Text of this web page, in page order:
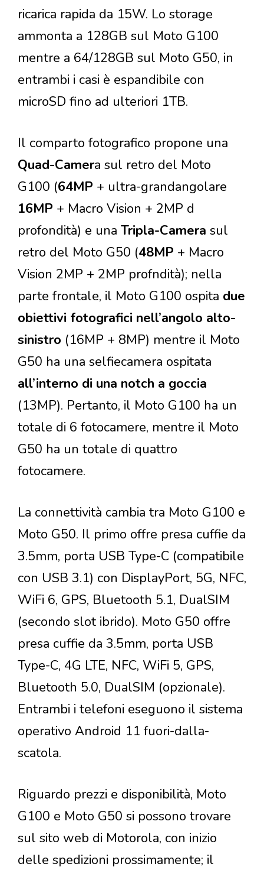
ricarica rapida da 15W. Lo storage
ammonta a 128GB sul Moto G100
mentre a 64/128GB sul Moto G50, in
entrambi i casi è espandibile con
microSD fino ad ulteriori 1TB.
Il comparto fotografico propone una
Quad-Camera sul retro del Moto
G100 (64MP + ultra-grandangolare
16MP + Macro Vision + 2MP d
profondità) e una Tripla-Camera sul
retro del Moto G50 (48MP + Macro
Vision 2MP + 2MP profndità); nella
parte frontale, il Moto G100 ospita due
obiettivi fotografici nell’angolo alto-
sinistro (16MP + 8MP) mentre il Moto
G50 ha una selfiecamera ospitata
all’interno di una notch a goccia
(13MP). Pertanto, il Moto G100 ha un
totale di 6 fotocamere, mentre il Moto
G50 ha un totale di quattro
fotocamere.
La connettività cambia tra Moto G100 e
Moto G50. Il primo offre presa cuffie da
3.5mm, porta USB Type-C (compatibile
con USB 3.1) con DisplayPort, 5G, NFC,
WiFi 6, GPS, Bluetooth 5.1, DualSIM
(secondo slot ibrido). Moto G50 offre
presa cuffie da 3.5mm, porta USB
Type-C, 4G LTE, NFC, WiFi 5, GPS,
Bluetooth 5.0, DualSIM (opzionale).
Entrambi i telefoni eseguono il sistema
operativo Android 11 fuori-dalla-
scatola.
Riguardo prezzi e disponibilità, Moto
G100 e Moto G50 si possono trovare
sul sito web di Motorola, con inizio
delle spedizioni prossimamente; il